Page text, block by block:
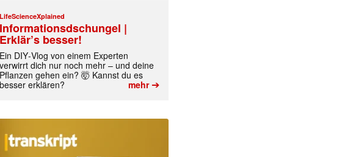
LifeScienceXplained
Informationsdschungel |
Erklär’s besser!
Ein DIY‑Vlog von einem Experten
verwirrt dich nur noch mehr – und deine
Pflanzen gehen ein? 🤯 Kannst du es
besser erklären?
mehr➔